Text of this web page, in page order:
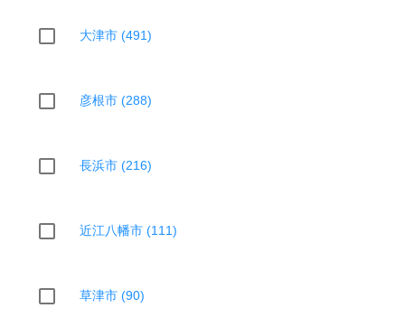
大津市 (491)
彦根市 (288)
長浜市 (216)
近江八幡市 (111)
草津市 (90)